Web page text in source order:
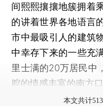
间熙熙攘攘地簇拥着
的讲着世界各地语言
市中最吸引人的建筑
中幸存下来的一些充
里士满的20万居民中
腔的情感丰富的南方口
本文共计